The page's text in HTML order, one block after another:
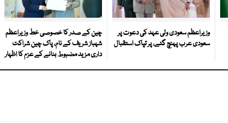
وزیراعظم سعودی ولی عہد کی دعوت پر
سعودی عرب پہنچ گئے، پر تپاک استقبال
چین کے صدر کا خصوصی خط وزیراعظم
شہباز شریف کے نام، پاک چین شراکت
داری مزید مضبوط بنانے کے عزم کا اظہار